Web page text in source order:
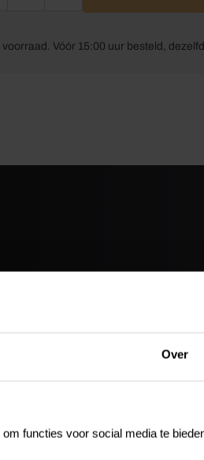
Over
functies voor social media te
voorraad. Vóór 15:00 uur besteld,
biedt langdurige
1-pot systeem
waardoor het hout er